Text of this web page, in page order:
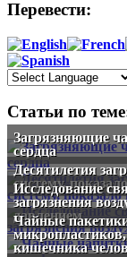
Перевести:
Статьи по
Загрязняющие
сердца
Десятилетия
систему,
Исследование
загрязнения
давлением
Чайные
кишечника